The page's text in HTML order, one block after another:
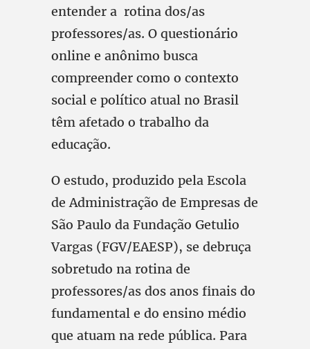
entender a rotina dos/as
professores/as. O questionário
online e anônimo busca
compreender como o contexto
social e político atual no Brasil
têm afetado o trabalho da
educação.
O estudo, produzido pela Escola
de Administração de Empresas de
São Paulo da Fundação Getulio
Vargas (FGV/EAESP), se debruça
sobretudo na rotina de
professores/as dos anos finais do
fundamental e do ensino médio
que atuam na rede pública. Para